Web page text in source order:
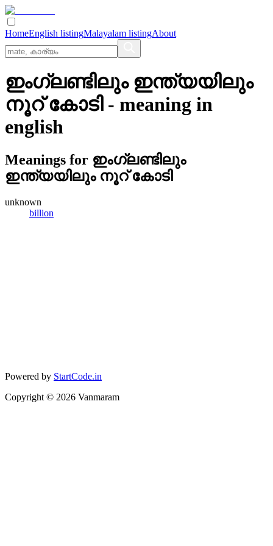
HomeEnglish listingMalayalam listingAbout
ഇംഗ്ലണ്ടിലും ഇന്ത്യയിലും
നൂറ് കോടി- meaning in
english
Meanings for ഇംഗ്ലണ്ടിലും
ഇന്ത്യയിലും നൂറ് കോടി
unknown
billion
Powered by StartCode.in
Copyright © 2026 Vanmaram